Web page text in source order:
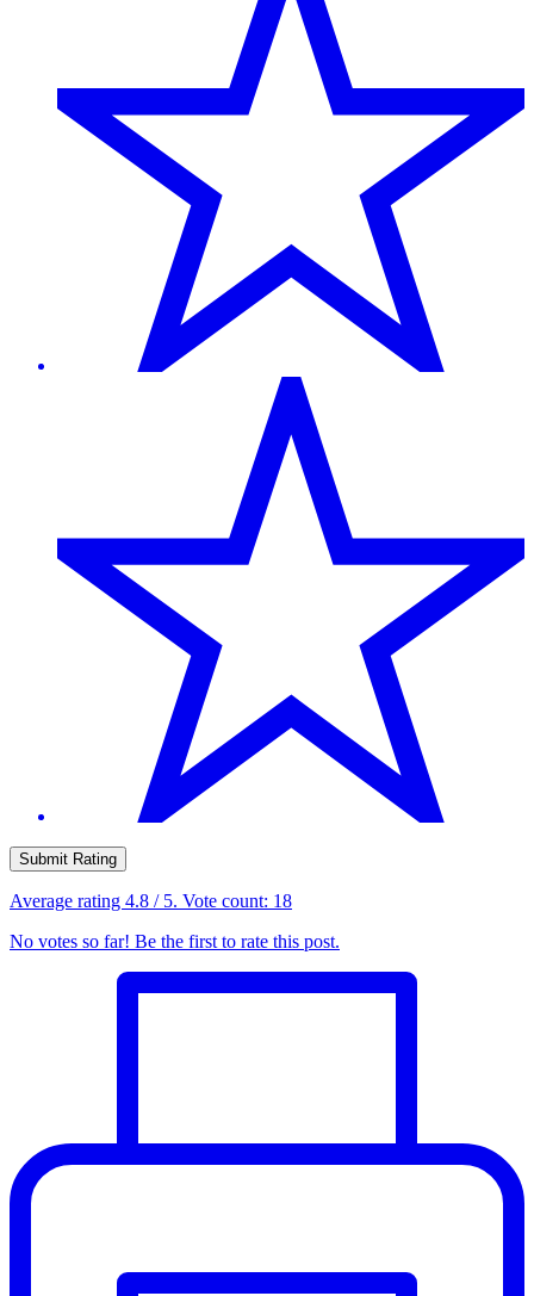
Submit Rating
Average rating 4.8 / 5. Vote count: 18
No votes so far! Be the first to rate this post.